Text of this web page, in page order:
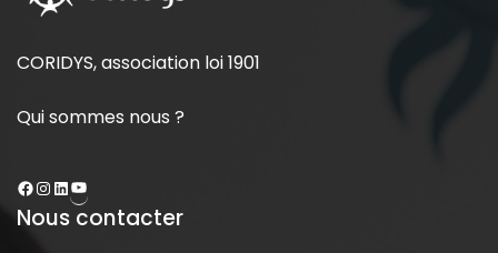
CORIDYS, association loi 1901
Qui sommes nous ?
Nous contacter